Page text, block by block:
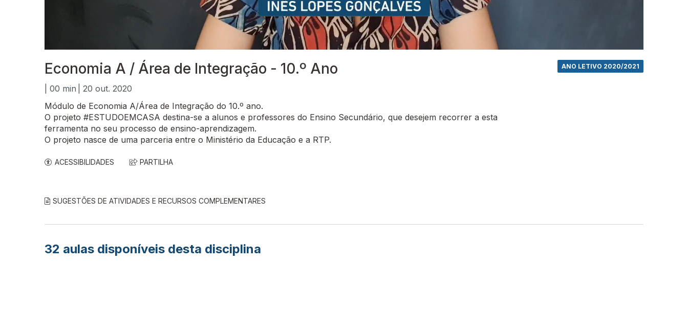
Economia A / Área de Integração - 10.º Ano
| 00 min | 20 out. 2020
ANO LETIVO 2020/2021
Módulo de Economia A/Área de Integração do 10.º ano.
O projeto #ESTUDOEMCASA destina-se a alunos e professores do Ensino Secundário, que desejem recorrer a esta
ferramenta no seu processo de ensino-aprendizagem.
O projeto nasce de uma parceria entre o Ministério da Educação e a RTP.
ACESSIBILIDADES PARTILHA
SUGESTÕES DE ATIVIDADES E RECURSOS COMPLEMENTARES
32 aulas disponíveis desta disciplina